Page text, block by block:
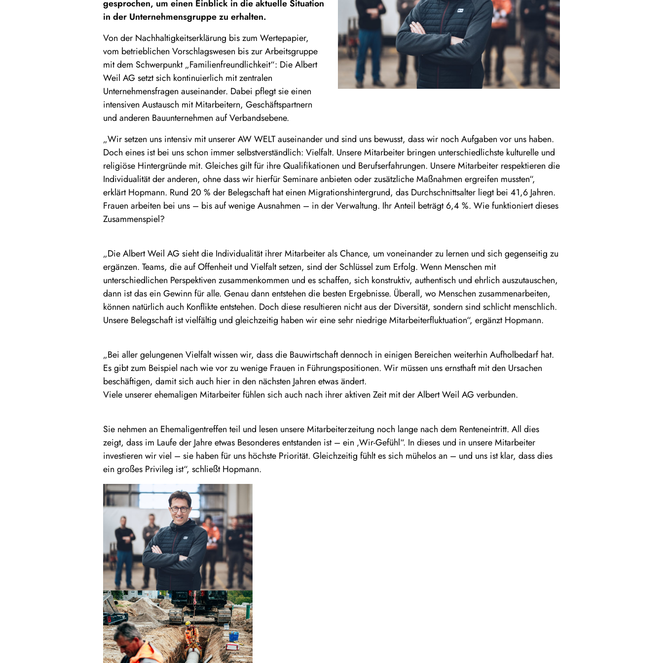
gesprochen, um einen Einblick in die aktuelle Situation
in der Unternehmensgruppe zu erhalten.
Von der Nachhaltigkeitserklärung bis zum Wertepapier,
vom betrieblichen Vorschlagswesen bis zur Arbeitsgruppe
mit dem Schwerpunkt „Familienfreundlichkeit“: Die Albert
Weil AG setzt sich kontinuierlich mit zentralen
Unternehmensfragen auseinander. Dabei pflegt sie einen
intensiven Austausch mit Mitarbeitern, Geschäftspartnern
und anderen Bauunternehmen auf Verbandsebene.
„Wir setzen uns intensiv mit unserer AW WELT auseinander und sind uns bewusst, dass wir noch Aufgaben vor uns haben.
Doch eines ist bei uns schon immer selbstverständlich: Vielfalt. Unsere Mitarbeiter bringen unterschiedlichste kulturelle und
religiöse Hintergründe mit. Gleiches gilt für ihre Qualifikationen und Berufserfahrungen. Unsere Mitarbeiter respektieren die
Individualität der anderen, ohne dass wir hierfür Seminare anbieten oder zusätzliche Maßnahmen ergreifen mussten“,
erklärt Hopmann. Rund 20 % der Belegschaft hat einen Migrationshintergrund, das Durchschnittsalter liegt bei 41,6 Jahren.
Frauen arbeiten bei uns – bis auf wenige Ausnahmen – in der Verwaltung. Ihr Anteil beträgt 6,4 %. Wie funktioniert dieses
Zusammenspiel?
„Die Albert Weil AG sieht die Individualität ihrer Mitarbeiter als Chance, um voneinander zu lernen und sich gegenseitig zu
ergänzen. Teams, die auf Offenheit und Vielfalt setzen, sind der Schlüssel zum Erfolg. Wenn Menschen mit
unterschiedlichen Perspektiven zusammenkommen und es schaffen, sich konstruktiv, authentisch und ehrlich auszutauschen,
dann ist das ein Gewinn für alle. Genau dann entstehen die besten Ergebnisse. Überall, wo Menschen zusammenarbeiten,
können natürlich auch Konflikte entstehen. Doch diese resultieren nicht aus der Diversität, sondern sind schlicht menschlich.
Unsere Belegschaft ist vielfältig und gleichzeitig haben wir eine sehr niedrige Mitarbeiterfluktuation“, ergänzt Hopmann.
„Bei aller gelungenen Vielfalt wissen wir, dass die Bauwirtschaft dennoch in einigen Bereichen weiterhin Aufholbedarf hat.
Es gibt zum Beispiel nach wie vor zu wenige Frauen in Führungspositionen. Wir müssen uns ernsthaft mit den Ursachen
beschäftigen, damit sich auch hier in den nächsten Jahren etwas ändert.
Viele unserer ehemaligen Mitarbeiter fühlen sich auch nach ihrer aktiven Zeit mit der Albert Weil AG verbunden.
Sie nehmen an Ehemaligentreffen teil und lesen unsere Mitarbeiterzeitung noch lange nach dem Renteneintritt. All dies
zeigt, dass im Laufe der Jahre etwas Besonderes entstanden ist – ein ‚Wir-Gefühl“. In dieses und in unsere Mitarbeiter
investieren wir viel – sie haben für uns höchste Priorität. Gleichzeitig fühlt es sich mühelos an – und uns ist klar, dass dies
ein großes Privileg ist“, schließt Hopmann.